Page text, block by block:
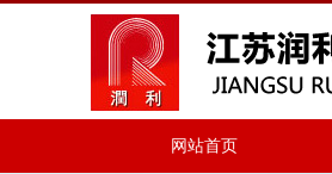
网站首页